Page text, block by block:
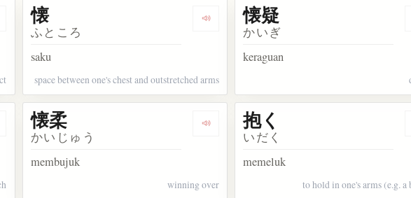
kosakata 思う Dengarkan kosakata 懐
懐
ふところ
saku
space between one's chest and outstretched arms
懐疑
かいぎ
keraguan
kosakata 懐中電灯 Dengarkan kosakata 懐柔
懐柔
かいじゅう
membujuk
winning over
抱く
いだく
memeluk
to hold in one's arms (e.g. a